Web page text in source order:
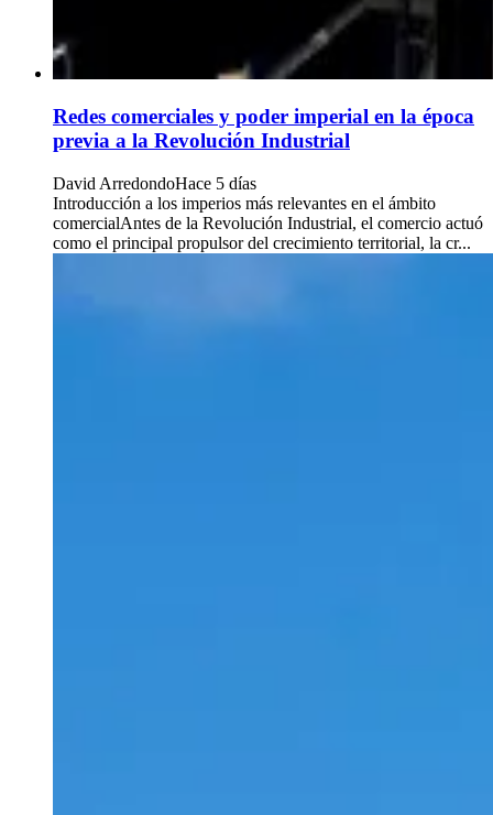
Redes comerciales y poder imperial en la época
previa a la Revolución Industrial
David ArredondoHace 5 días
Introducción a los imperios más relevantes en el ámbito
comercialAntes de la Revolución Industrial, el comercio actuó
como el principal propulsor del crecimiento territorial, la cr...